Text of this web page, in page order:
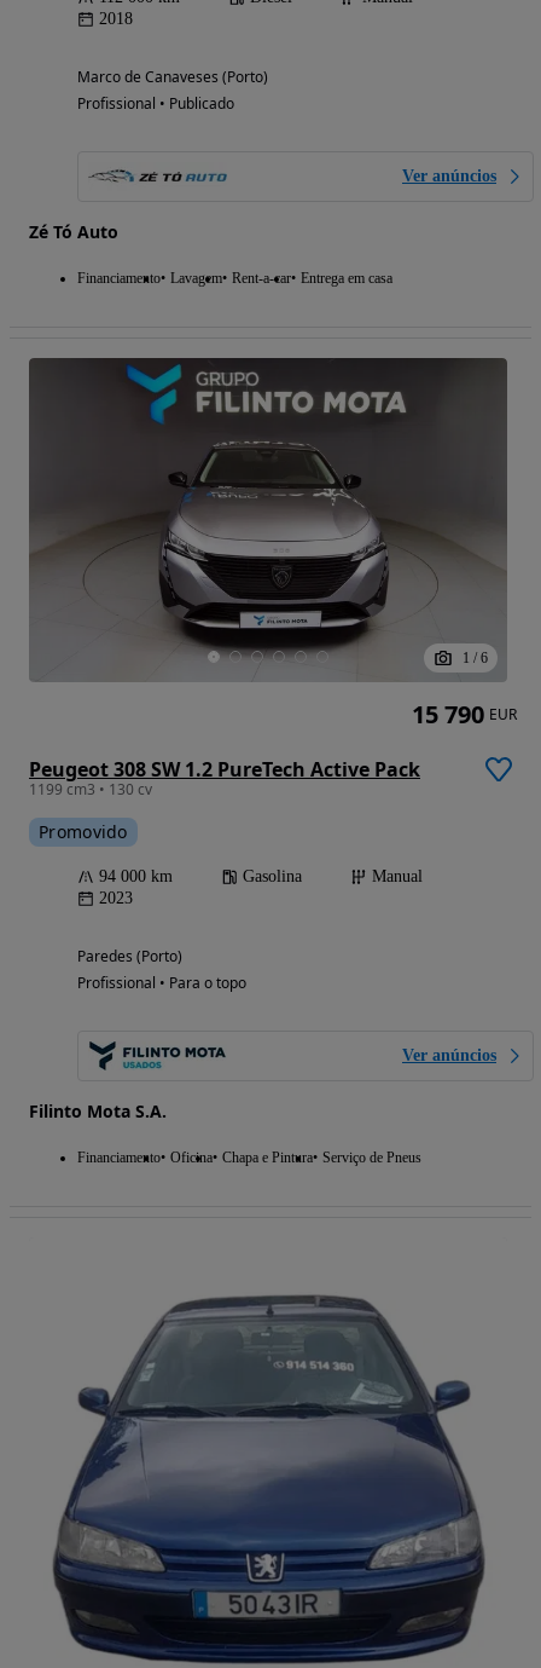
2018
Marco de Canaveses (Porto)
Profissional • Publicado
Ver anúncios
Zé Tó Auto
Financiamento Lavagem Rent-a-car Entrega em casa
1 / 6
Peugeot 308 SW 1.2 PureTech Active Pack
1199 cm3 • 130 cv
Promovido
94 000 km Gasolina
Manual
2023
Paredes (Porto)
Profissional • Para o topo
Ver anúncios
Filinto Mota S.A.
Financiamento Oficina Chapa e Pintura Serviço de Pneus
15 790 EUR